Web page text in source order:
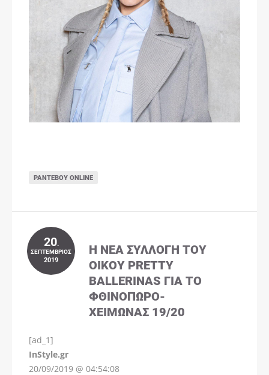
ΡΑΝΤΕΒΟΎ ONLINE
20.
ΣΕΠΤΈΜΒΡΙΟΣ
2019
Η ΝΈΑ ΣΥΛΛΟΓΉ ΤΟΥ
ΟΊΚΟΥ PRETTY
BALLERINAS ΓΙΑ ΤΟ
ΦΘΙΝΌΠΩΡΟ-
ΧΕΙΜΏΝΑΣ 19/20
[ad_1]
InStyle.gr
20/09/2019 @ 04:54:08